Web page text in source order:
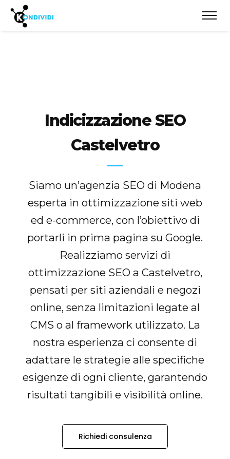
Indicizzazione SEO
Castelvetro
Siamo un’agenzia SEO di Modena
esperta in ottimizzazione siti web
ed e-commerce, con l’obiettivo di
portarli in prima pagina su Google.
Realizziamo servizi di
ottimizzazione SEO a Castelvetro,
pensati per siti aziendali e negozi
online, senza limitazioni legate al
CMS o al framework utilizzato. La
nostra esperienza ci consente di
adattare le strategie alle specifiche
esigenze di ogni cliente, garantendo
risultati tangibili e visibilità online.
Richiedi consulenza